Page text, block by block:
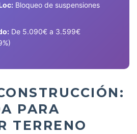
Bloqueo de suspensiones
De 5.090€ a 3.599€
PARA
TERRENO